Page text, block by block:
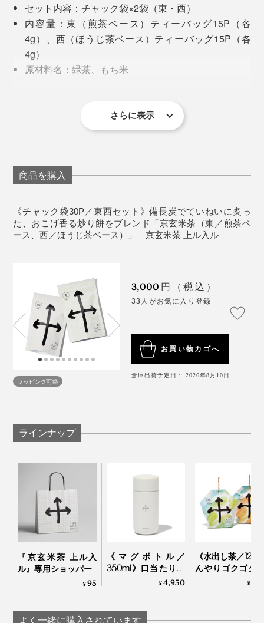
と、お餅をいちから共同開発しました。
原料は新羽二重もち米。それを水に浸け、丸粒のままヒ
ノキのせいろで蒸し上げることで、お米本来のうまみを
引き出します。
蒸したもち米は、伝統の杵つき製法によってお餅に。し
っかりつき上げることで、米の密度も濃くなり、あられ
に焼き上げた時のふくらみ、香ばしさ、味わいが違いま
す。
ついたお餅は乾燥後、薄〜く削り、小さな四角い粒状
なんとその餅粒を、備長炭の炭火で丁寧に炙って焼き上
げていくという、こだわりの深さです。
宇治田原町周辺で採れた高品質な宇治煎茶で、抽出した
お茶の水色は、夜明けの空を想わせる黄金を帯びた若草
だから、太陽が昇る方角から「東」と名付けられまし
た。
目覚めの一杯にもふさわしい、キリッとした味わいで
す。
ほうじ茶ベースの玄米茶「西」
写真は個包装タイプ（12Pボックス、ギフトセット）
抹茶の原料であるてん茶の茎だけを選別した、茎ほうじ
茶を採用。
遮光状態で栽培されるてん茶は、日が当たらない分渋み
成分・カテキンの含有量が少なく、旨み成分・テアニン
が豊富でやさしい甘みが広がります。
「炒り餅」の香ばしさにやさしく寄り添えるよう、味が
写真中央が本品
誰かに贈りたくなるパッケージデザインも、目を引く矢
印がポイントに。
ひとつひとつ手作業で結んでいるという、ギフト包装の
リボンまで、なんと上向きの「矢印」を模しています。
写真左・中央は「ギフトセット（6P）
ギフトセット
（24P）」
ブランドの世界観に、とことんハマっちゃいそうな仕掛
けがたくさん。
そのひと声で、すぐに好奇心旺盛なMONOCOスタッフ
勢は袋を切り開き、みんなで実食。
もちろん米菓子用につくられてはいないものだから塩気
は付いていませんが、米のうまみ、甘み、香ばしさが口
京玄米茶でつくるお茶漬けもまた絶品。茶のうまみと香
りで、さらさらといただけます。
夏場は氷を入れてアイスにしても、香ばしさはそのま
ま。ぜひおためしください。
セット内容：チャック袋×2袋（東・西）
内容量：東（煎茶ベース）ティーバッグ15P（各
4g）、西（ほうじ茶ベース）ティーバッグ15P（各
4g）
原材料名：緑茶、もち米
さらに表示
商品を購入
《チャック袋30P／東西セット》備長炭でていねいに炙っ
た、おこげ香る炒り餅をブレンド「京玄米茶（東／煎茶ベ
ース、西／ほうじ茶ベース）」｜京玄米茶 上ル入ル
ラッピング可能
3,000 円（税込）
33人がお気に入り登録
お買い物カゴへ
倉庫出荷予定日： 2026年8月10日
ラインナップ
『京玄米茶 上ル入
ル』専用ショッパー
¥95
《マグボトル／
350ml》口当たりの
いい飲み口、ひとひ
入ルオリジナルボト
¥4,950
《水出し茶／12P
んやりゴクゴク
長炭でていねい
¥
よく一緒に購入されています